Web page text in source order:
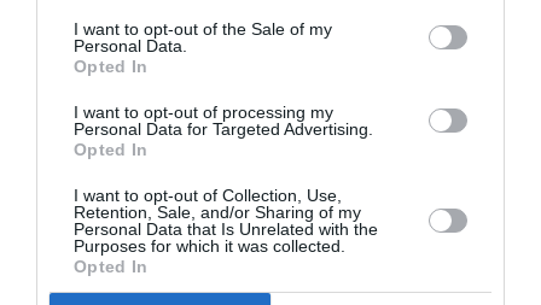
I want to opt-out of the Sale of my
Personal Data.
Opted In
I want to opt-out of processing my
Personal Data for Targeted Advertising.
Opted In
I want to opt-out of Collection, Use,
Retention, Sale, and/or Sharing of my
Personal Data that Is Unrelated with the
Purposes for which it was collected.
Opted In
LE 6 AOÛT 1909 DANS LE
CIEL : ROGER SOMMER
PERMET LE SACRE...